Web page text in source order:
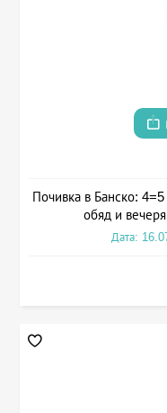
Почивка в Банско:
обяд и
Дата: